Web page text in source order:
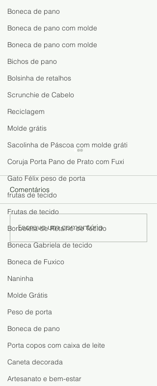
Boneca de pano
Boneca de pano com molde
Boneca de pano com molde
Bichos de pano
Bolsinha de retalhos
Scrunchie de Cabelo
Reciclagem
Molde grátis
Sacolinha de Páscoa com molde gráti
Coruja Porta Pano de Prato com Fuxi
Gato Félix peso de porta
frutas de tecido
Frutas de tecido
Borboleta de Retalho de Tecido
Boneca Gabriela de tecido
Boneca de Fuxico
Naninha
Molde Grátis
Peso de porta
Boneca de pano
Porta copos com caixa de leite
Caneta decorada
Artesanato e bem-estar
Artesanato com Latas e
Jeans: Ideia Fácil para
Fazer e Vender
Comentários
Escreva um comentário